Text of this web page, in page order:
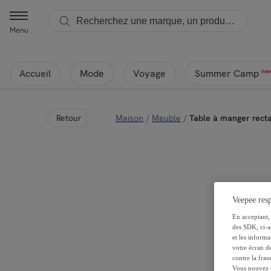
Menu
Accueil Mode Voyage Summer Camp
Retour Maison / Meuble / Table à manger
Veepee
En
des SDK, ci-
et les
votre écran
contre la
Vous pouvez